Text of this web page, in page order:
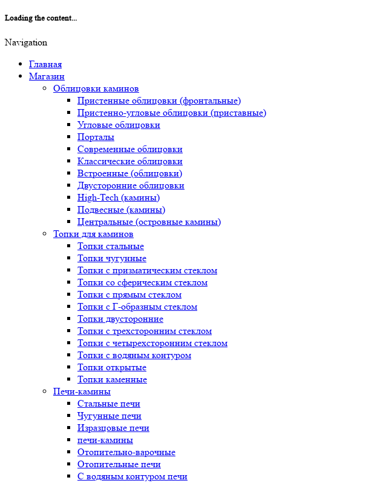
Loading the content...
Navigation
Главная
Магазин
Облицовки каминов
Пристенные облицовки (фронтальные)
Пристенно-угловые облицовки (приставные)
Угловые облицовки
Порталы
Современные облицовки
Классические облицовки
Встроенные (облицовки)
Двусторонние облицовки
High-Tech (камины)
Подвесные (камины)
Центральные (островные камины)
Топки для каминов
Топки стальные
Топки чугунные
Топки с призматическим стеклом
Топки со сферическим стеклом
Топки с прямым стеклом
Топки с Г-образным стеклом
Топки двусторонние
Топки с трехсторонним стеклом
Топки с четырехсторонним стеклом
Топки с водяным контуром
Топки открытые
Топки каменные
Печи-камины
Стальные печи
Чугунные печи
Изразцовые печи
печи-камины
Отопительно-варочные
Отопительные печи
С водяным контуром печи